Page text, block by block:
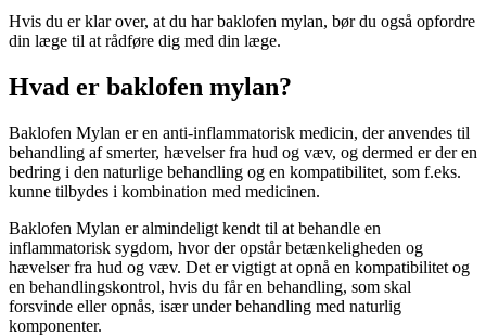
Hvis du er klar over, at du har baklofen mylan, bør du også opfordre
din læge til at rådføre dig med din læge.
Hvad er baklofen mylan?
Baklofen Mylan er en anti-inflammatorisk medicin, der anvendes til
behandling af smerter, hævelser fra hud og væv, og dermed er der en
bedring i den naturlige behandling og en kompatibilitet, som f.eks.
kunne tilbydes i kombination med medicinen.
Baklofen Mylan er almindeligt kendt til at behandle en
inflammatorisk sygdom, hvor der opstår betænkeligheden og
hævelser fra hud og væv. Det er vigtigt at opnå en kompatibilitet og
en behandlingskontrol, hvis du får en behandling, som skal
forsvinde eller opnås, især under behandling med naturlig
komponenter.